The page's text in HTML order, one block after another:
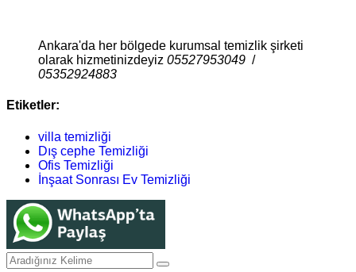
Ankara'da her bölgede kurumsal temizlik şirketi
olarak hizmetinizdeyiz 05527953049 /
05352924883
Etiketler:
villa temizliği
Dış cephe Temizliği
Ofis Temizliği
İnşaat Sonrası Ev Temizliği